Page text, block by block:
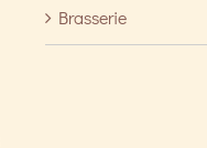
Brasserie